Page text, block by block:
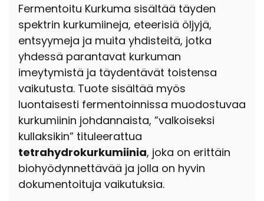
Fermentoitu Kurkuma sisältää täyden
spektrin kurkumiineja, eteerisiä öljyjä,
entsyymeja ja muita yhdisteitä, jotka
yhdessä parantavat kurkuman
imeytymistä ja täydentävät toistensa
vaikutusta. Tuote sisältää myös
luontaisesti fermentoinnissa muodostuvaa
kurkumiinin johdannaista, ”valkoiseksi
kullaksikin” tituleerattua
tetrahydrokurkumiinia, joka on erittäin
biohyödynnettävää ja jolla on hyvin
dokumentoituja vaikutuksia.